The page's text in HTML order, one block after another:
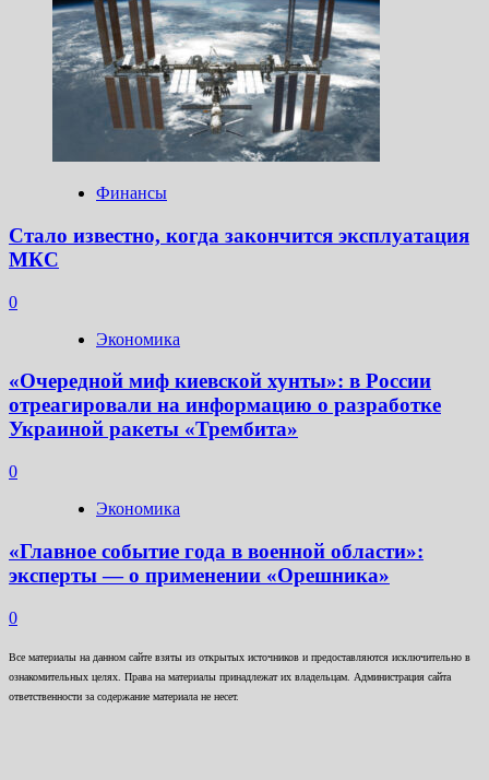
Финансы
Стало известно, когда закончится эксплуатация
МКС
0
Экономика
«Очередной миф киевской хунты»: в России
отреагировали на информацию о разработке
Украиной ракеты «Трембита»
0
Экономика
«Главное событие года в военной области»:
эксперты — о применении «Орешника»
0
Все материалы на данном сайте взяты из открытых источников и предоставляются исключительно в
ознакомительных целях. Права на материалы принадлежат их владельцам. Администрация сайта
ответственности за содержание материала не несет.